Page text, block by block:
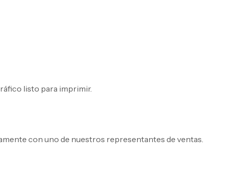
listo para imprimir.
con uno de nuestros representantes de ventas.